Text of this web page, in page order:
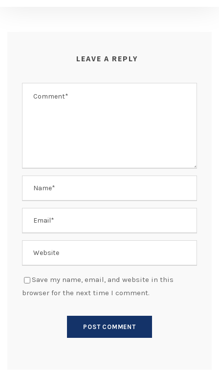
LEAVE A REPLY
Save my name, email, and website in this
browser for the next time I comment.